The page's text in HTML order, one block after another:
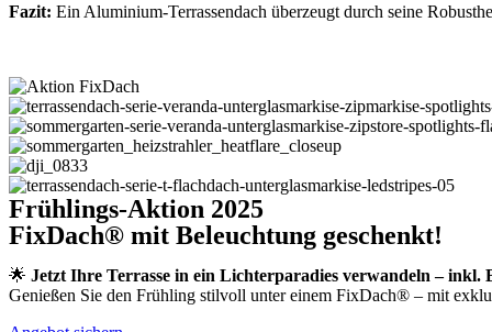
Fazit: Ein Aluminium-Terrassendach überzeugt durch seine
Frühlings-Aktion 2025
FixDach® mit Beleuchtung geschenkt!
🌟 Jetzt Ihre Terrasse in ein Lichterparadies verwandeln – inkl.
Genießen Sie den Frühling stilvoll unter einem FixDach® – mit